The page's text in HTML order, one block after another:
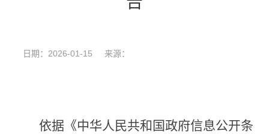
日期：2026-01-15 来源：
依据《中华人民共和国政府信息公开条